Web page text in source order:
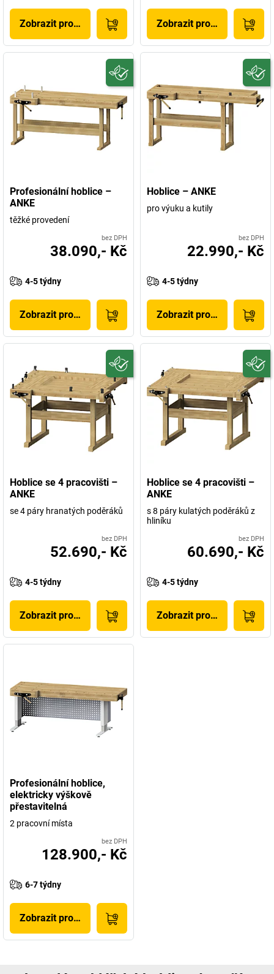
Zobrazit produkt Zobrazit produkt
Profesionální hoblice –
ANKE
těžké provedení
bez DPH
38.090,- Kč
4-5 týdny
Zobrazit produkt
Hoblice – ANKE
pro výuku a kutily
bez DPH
22.990,- Kč
4-5 týdny
Zobrazit produkt
Hoblice se 4 pracovišti –
ANKE
se 4 páry hranatých poděráků
bez DPH
52.690,- Kč
4-5 týdny
Zobrazit produkt
Hoblice se 4 pracovišti –
ANKE
s 8 páry kulatých poděráků z
hliníku
bez DPH
60.690,- Kč
4-5 týdny
Zobrazit produkt
Profesionální hoblice,
elektricky výškově
přestavitelná
2 pracovní místa
bez DPH
128.900,- Kč
6-7 týdny
Zobrazit produkt